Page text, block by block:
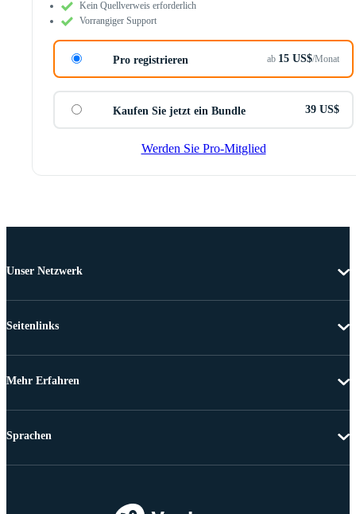
Kein Quellverweis erforderlich
Vorrangiger Support
Pro registrieren ab 15 US$/Monat
Kaufen Sie jetzt ein Bundle 39 US$
Werden Sie Pro-Mitglied
Unser Netzwerk
Seitenlinks
Mehr Erfahren
Sprachen